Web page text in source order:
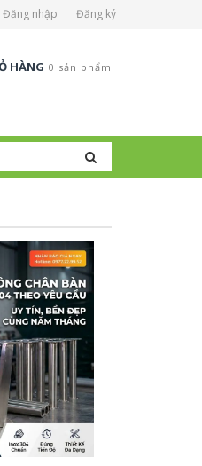
Đăng nhập Đăng ký
HÀNG 0 sản phẩm